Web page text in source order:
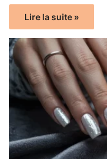
Lire la suite »